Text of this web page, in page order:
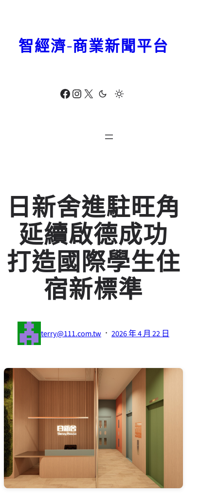
Facebook Instagram X
智經濟-商業新聞平台
日新舍進駐旺角
延續啟德成功
打造國際學生住
宿新標準
terry@111.com.tw · 2026 年 4 月 22 日